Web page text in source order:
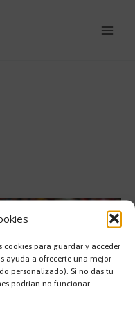
para guardar y acceder
ayuda a ofrecerte una mejor
personalizado). Si no das tu
podrían no funcionar